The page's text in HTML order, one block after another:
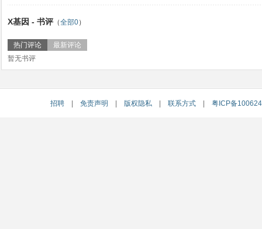
X基因 - 书评（全部0）
热门评论
最新评论
暂无书评
招聘| 免责声明 版权隐私| 联系方式| 粤ICP备